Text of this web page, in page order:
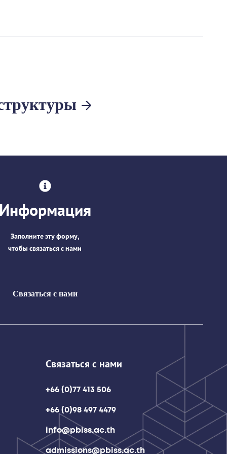
Заполните эту форму,
чтобы связаться с нами
Связаться с нами
Связаться с нами
+66 (0)77 413 506
+66 (0)98 497 4479
info@pbiss.ac.th
admissions@pbiss.ac.th